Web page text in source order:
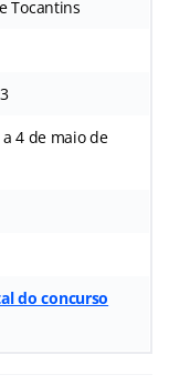
Tocantins
4 de maio de
do concurso